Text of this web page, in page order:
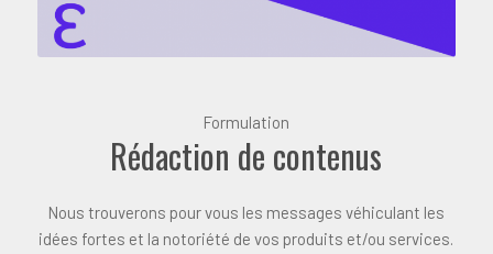
Formulation
Rédaction de contenus
Nous trouverons pour vous les messages véhiculant les
idées fortes et la notoriété de vos produits et/ou services.